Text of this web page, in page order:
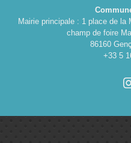
Mairie principale : 1 place de la
champ de foire
86160
+33 5